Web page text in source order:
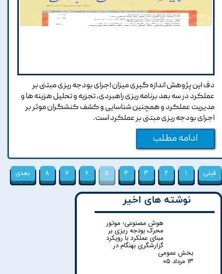
دف این پژوهش اندازه گیری میزان اجرای بودجه ریزی مبتنی بر
عملکرد در سه بعد برنامه ریزی راهبردی، تجزیه و تحلیل هزینه ها و
مدیریت عملکرد و همچنین شناسایی و کشف کنشگران موثر بر
اجرای بودجه ریزی مبتنی بر عملکرد است.
ادامه مطلب
قبلی ۱ ۲ ۳ ۴ ۵ ۶ ۷ ۸ بعدی
نوشته های اخیر
هوش مصنوعی؛ موتور
محرک بودجه ریزی بر
مبنای عملکرد با رویکرد
گزارشگری بهنگام در
بخش عمومی
۱۳ مرداد ۰۵